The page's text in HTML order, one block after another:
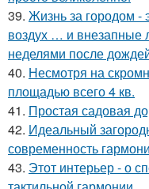
39. Жизнь за городом -
воздух … и внезапные
неделями после
40. Несмотря на
площадью всего 4 кв.
41. Простая садовая
42. Идеальный
современность
43. Этот интерьер - о